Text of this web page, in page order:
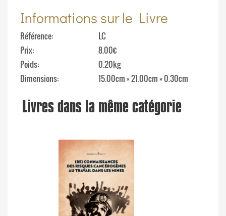
Informations sur le Livre
Référence
LC
Prix
8.00€
Poids
0.20kg
Dimensions
15.00cm × 21.00cm × 0.30cm
Livres dans la même catégorie